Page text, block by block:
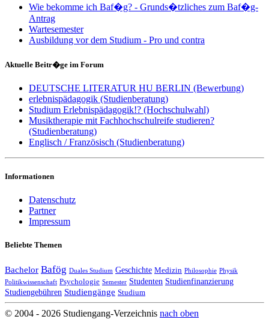
Wie bekomme ich Baf�g? - Grunds�tzliches zum Baf�g-
Antrag
Wartesemester
Ausbildung vor dem Studium - Pro und contra
Aktuelle Beitr�ge im Forum
DEUTSCHE LITERATUR HU BERLIN (Bewerbung)
erlebnispädagogik (Studienberatung)
Studium Erlebnispädagogik!? (Hochschulwahl)
Musiktherapie mit Fachhochschulreife studieren?
(Studienberatung)
Englisch / Französisch (Studienberatung)
Informationen
Datenschutz
Partner
Impressum
Beliebte Themen
Bachelor Bafög Duales Studium Geschichte Medizin Philosophie Physik
Politikwissenschaft Psychologie Semester Studenten Studienfinanzierung
Studiengebühren Studiengänge Studium
© 2004 - 2026 Studiengang-Verzeichnis nach oben